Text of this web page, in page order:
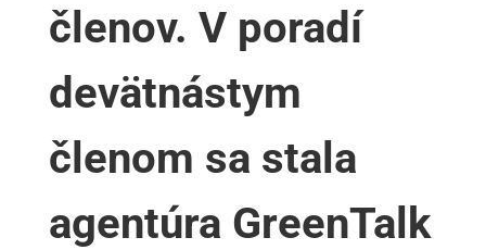
členov. V poradí
devätnástym
členom sa stala
agentúra GreenTalk